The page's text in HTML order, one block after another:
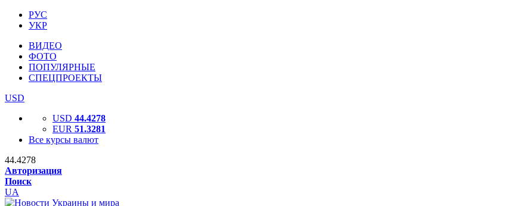
РУС
УКР
ВИДЕО
ФОТО
ПОПУЛЯРНЫЕ
СПЕЦПРОЕКТЫ
USD
USD 44.4278
EUR 51.3281
Все курсы валют
44.4278
Авторизация
Поиск
UA